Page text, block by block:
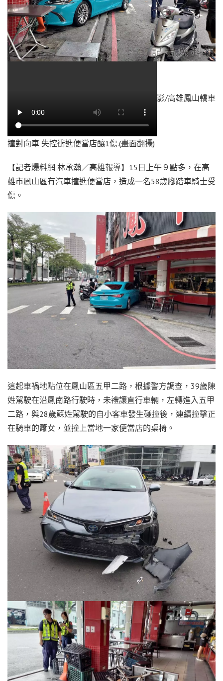
影/高雄鳳山轎車
撞對向車 失控衝進便當店釀1傷.(畫面翻攝)
【記者爆料網 林承瀚／高雄報導】15日上午９點多，在高
雄市鳳山區有汽車撞進便當店，造成一名58歲腳踏車騎士受
傷。
這起車禍地點位在鳳山區五甲二路，根據警方調查，39歲陳
姓駕駛在沿鳳南路行駛時，未禮讓直行車輛，左轉進入五甲
二路，與28歲蘇姓駕駛的自小客車發生碰撞後，連續撞擊正
在騎車的蕭女，並撞上當地一家便當店的桌椅。